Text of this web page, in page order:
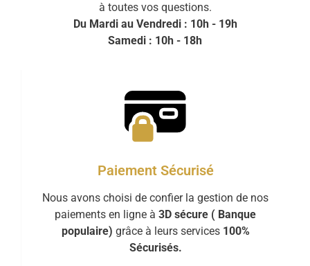
à toutes vos questions.
Du Mardi au Vendredi : 10h - 19h
Samedi : 10h - 18h
Paiement Sécurisé
Nous avons choisi de confier la gestion de nos
paiements en ligne à 3D sécure ( Banque
populaire) grâce à leurs services 100%
Sécurisés.